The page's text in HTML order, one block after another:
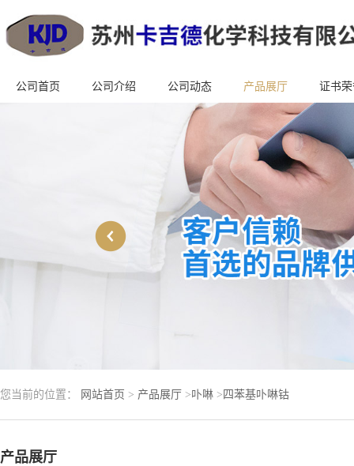
公司首页 公司介绍 公司动态 产品展厅 证书
您当前的位置： 网站首页 > 产品展厅 >卟啉 > 四苯基卟啉钴
产品展厅